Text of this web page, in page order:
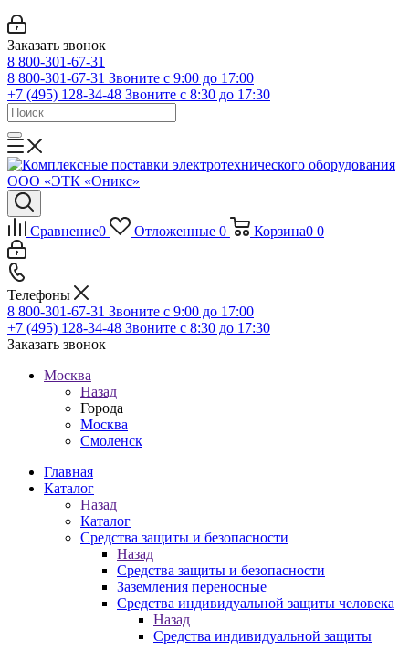
Заказать звонок
8 800-301-67-31
8 800-301-67-31 Звоните с 9:00 до 17:00
+7 (495) 128-34-48 Звоните с 8:30 до 17:30
Сравнение0 Отложенные 0 Корзина0 0
Телефоны
8 800-301-67-31 Звоните с 9:00 до 17:00
+7 (495) 128-34-48 Звоните с 8:30 до 17:30
Заказать звонок
Москва
Назад
Города
Москва
Смоленск
Главная
Каталог
Назад
Каталог
Средства защиты и безопасности
Назад
Средства защиты и безопасности
Заземления переносные
Средства индивидуальной защиты человека
Назад
Средства индивидуальной защиты